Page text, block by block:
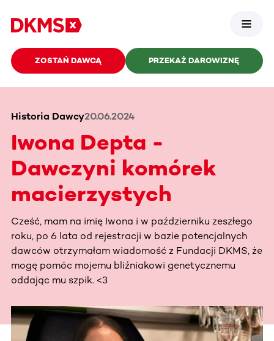
ZOSTAŃ DAWCĄ PRZEKAŻ DAROWIZNĘ
Historia Dawcy20.06.2024
Iwona Depta -
Dawczyni komórek
macierzystych
Cześć, mam na imię Iwona i w październiku zeszłego
roku, po 6 lata od rejestracji w bazie potencjalnych
dawców otrzymałam wiadomość z Fundacji DKMS, że
mogę pomóc mojemu bliźniakowi genetycznemu
oddając mu szpik. <3